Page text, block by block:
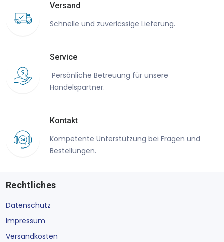
Versand
Schnelle und zuverlässige Lieferung.
Service
Persönliche Betreuung für unsere
Handelspartner.
Kontakt
Kompetente Unterstützung bei Fragen und
Bestellungen.
Rechtliches
Datenschutz
Impressum
Versandkosten